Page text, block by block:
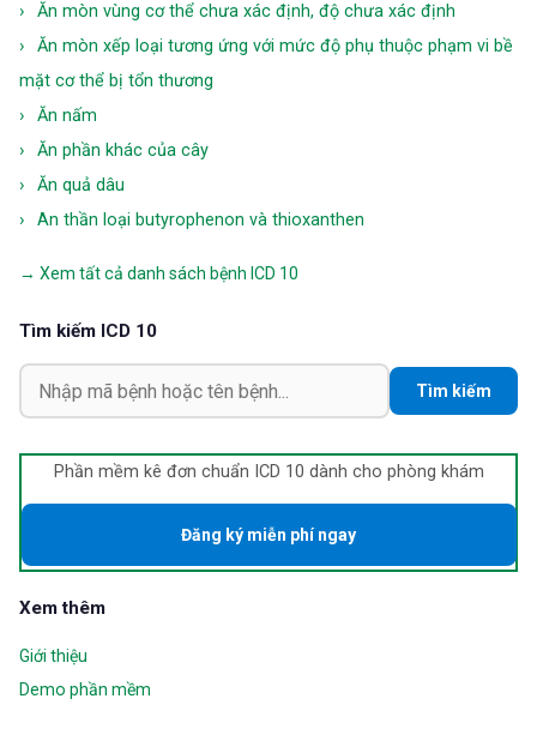
Ăn mòn vùng cơ thể chưa xác định, độ chưa xác định
Ăn mòn xếp loại tương ứng với mức độ phụ thuộc phạm vi bề
mặt cơ thể bị tổn thương
Ăn nấm
Ăn phần khác của cây
Ăn quả dâu
An thần loại butyrophenon và thioxanthen
→ Xem tất cả danh sách bệnh ICD 10
Tìm kiếm ICD 10
Phần mềm kê đơn chuẩn ICD 10 dành cho phòng khám
Đăng ký miễn phí ngay
Xem thêm
Giới thiệu
Demo phần mềm